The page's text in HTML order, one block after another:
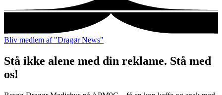
Bliv medlem af "Dragør News"
Stå ikke alene med din reklame. Stå med
os!